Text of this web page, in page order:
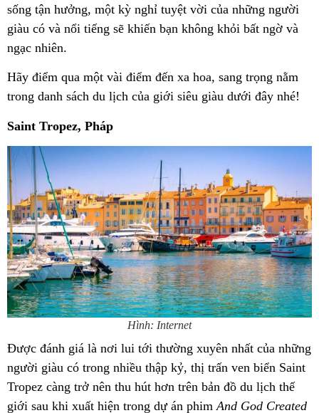
sống tận hưởng, một kỳ nghỉ tuyệt vời của những người
giàu có và nổi tiếng sẽ khiến bạn không khỏi bất ngờ và
ngạc nhiên.
Hãy điểm qua một vài điểm đến xa hoa, sang trọng nằm
trong danh sách du lịch của giới siêu giàu dưới đây nhé!
Saint Tropez, Pháp
Hình: Internet
Được đánh giá là nơi lui tới thường xuyên nhất của những
người giàu có trong nhiều thập kỷ, thị trấn ven biển Saint
Tropez càng trở nên thu hút hơn trên bản đồ du lịch thế
giới sau khi xuất hiện trong dự án phim And God Created